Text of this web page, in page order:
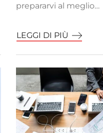
prepararvi al meglio…
LEGGI DI PIÙ